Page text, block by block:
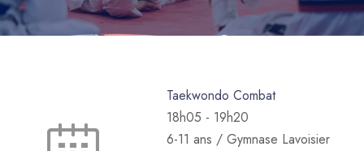
Taekwondo Combat
18h05 - 19h20
6-11 ans / Gymnase Lavoisier